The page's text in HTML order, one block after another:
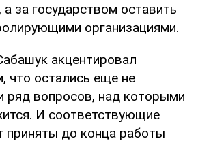
за государством оставить
организациями.
акцентировал
что остались еще не
ряд вопросов, над которыми
И соответствующие
приняты до конца работы